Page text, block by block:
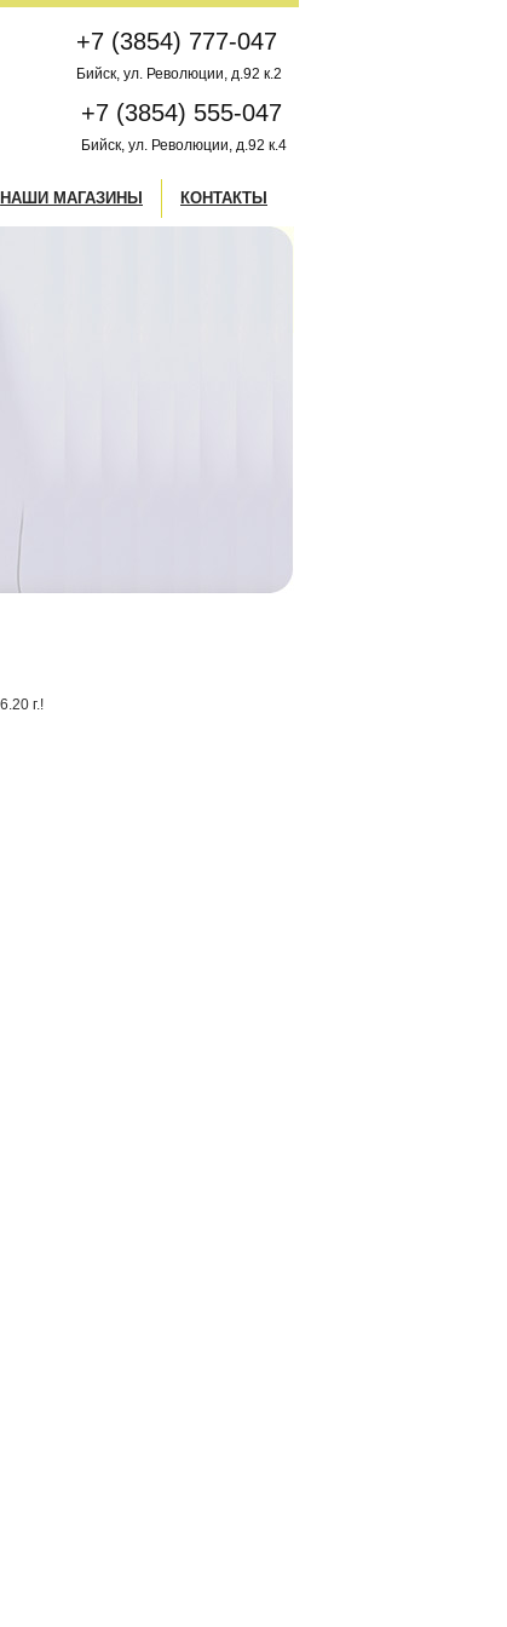
+7 (3854) 777-047
Бийск, ул. Революции, д.92 к.2
+7 (3854) 555-047
Бийск, ул. Революции, д.92 к.4
НАШИ МАГАЗИНЫ КОНТАКТЫ
г.!